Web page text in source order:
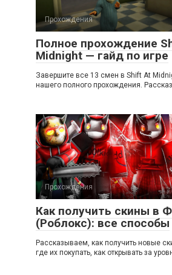
Прохождения
Полное прохождение
Midnight — гайд по игре
Завершите все 13 смен в Shift At
нашего полного прохождения.
Прохождения
Как получить скины в
(Роблокс): все способы
Рассказываем, как получить новые
где их покупать, как открывать за